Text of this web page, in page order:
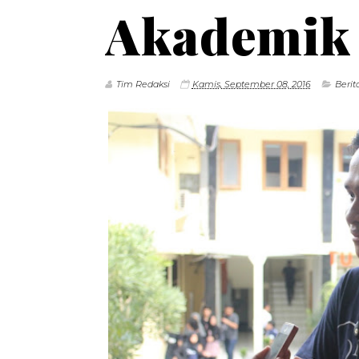
Akademik
Tim Redaksi Kamis, September 08, 2016